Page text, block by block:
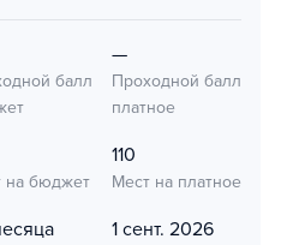
балл
—
Проходной балл
платное
на бюджет
110
Мест на платное
1 сент. 2026